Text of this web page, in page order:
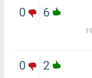
6
0
2
0